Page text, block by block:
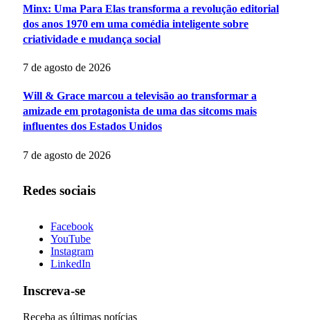
Minx: Uma Para Elas transforma a revolução editorial
dos anos 1970 em uma comédia inteligente sobre
criatividade e mudança social
7 de agosto de 2026
Will & Grace marcou a televisão ao transformar a
amizade em protagonista de uma das sitcoms mais
influentes dos Estados Unidos
7 de agosto de 2026
Redes sociais
Facebook
YouTube
Instagram
LinkedIn
Inscreva-se
Receba as últimas notícias